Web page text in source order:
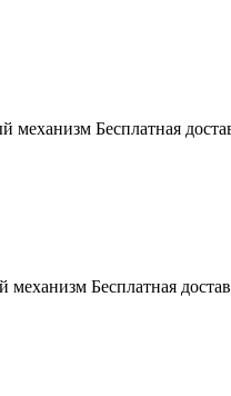
Бесплатная
Бесплатная